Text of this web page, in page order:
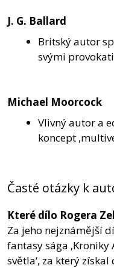
J. G. Ballard
Britský autor
svými
Michael Moorcock
Vlivný autor a
koncept
Časté otázky k
Které dílo Rogera
Za jeho nejznámější
fantasy sága ‚Kroniky
světla‘, za který získal